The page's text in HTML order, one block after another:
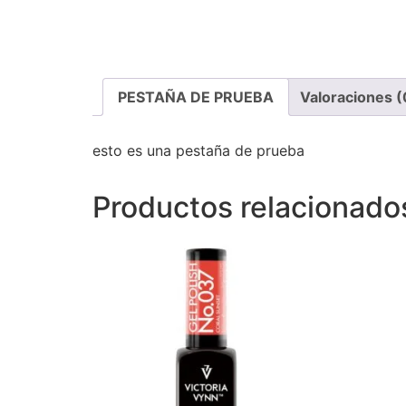
PESTAÑA DE PRUEBA Valoraciones
esto es una pestaña de prueba
Productos